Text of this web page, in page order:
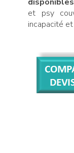
et psy
incapacité